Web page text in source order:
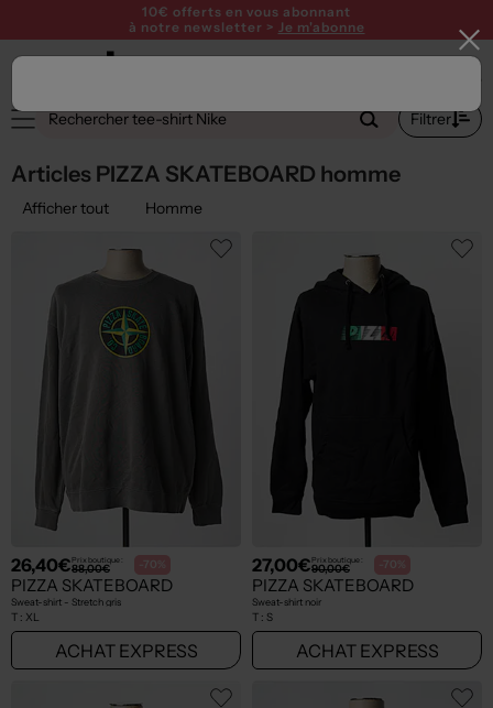
10€ offerts en vous abonnant
à notre newsletter > Je m'abonne
Filtrer
Articles PIZZA SKATEBOARD homme
Afficher tout Homme
26,40€Prix boutique :
88,00€ -70%
PIZZA SKATEBOARD
Sweat-shirt - Stretch gris
T : XL
ACHAT EXPRESS
27,00€Prix boutique :
90,00€ -70%
PIZZA SKATEBOARD
Sweat-shirt noir
T : S
ACHAT EXPRESS